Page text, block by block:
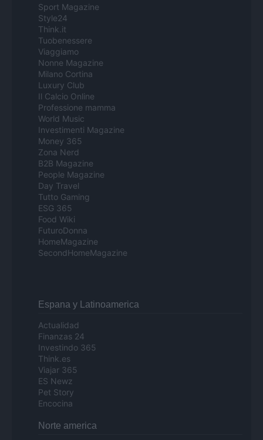
Sport Magazine
Style24
Think.it
Tuobenessere
Viaggiamo
Nonne Magazine
Milano Cortina
Luxury Club
Il Calcio Online
Professione mamma
World Music
Investimenti Magazine
Money 365
Zona Nerd
B2B Magazine
People Magazine
Day Travel
Tutto Gaming
ESG 365
Food Wiki
FuturoDonna
HomeMagazine
SecondHomeMagazine
Espana y Latinoamerica
Actualidad
Finanzas 24
Investindo 365
Think.es
Viajar 365
ES Newz
Pet Story
Encocina
Norte america